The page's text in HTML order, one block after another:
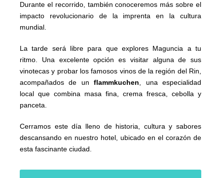
Durante el recorrido, también conoceremos más sobre el
impacto revolucionario de la imprenta en la cultura
mundial.
La tarde será libre para que explores Maguncia a tu
ritmo. Una excelente opción es visitar alguna de sus
vinotecas y probar los famosos vinos de la región del Rin,
acompañados de unflammkuchen, una especialidad
local que combina masa fina, crema fresca, cebolla y
panceta.
Cerramos este día lleno de historia, cultura y sabores
descansando en nuestro hotel, ubicado en el corazón de
esta fascinante ciudad.